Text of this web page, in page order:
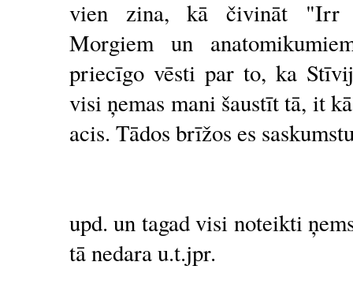
vien zina, kā čivināt "Irr
Morgiem un
priecīgo vēsti par to, ka
visi ņemas mani šaustīt tā, it
acis. Tādos brīžos es
upd. un tagad visi noteikti
tā nedara u.t.jpr.